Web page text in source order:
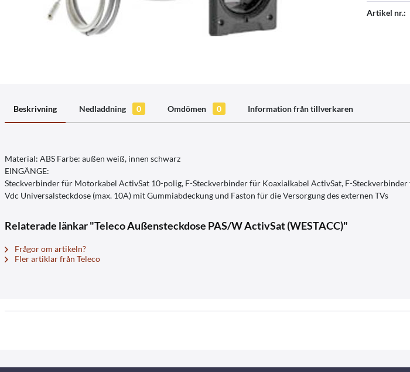
Artikel nr.:
Beskrivning Nedladdning 0 Omdömen 0 Information från tillverkaren
Material: ABS Farbe: außen weiß, innen schwarz
EINGÄNGE:
Steckverbinder für Motorkabel ActivSat 10-polig, F-Steckverbinder für Koaxialkabel ActivSat, F-
Vdc Universalsteckdose (max. 10A) mit Gummiabdeckung und Faston für die Versorgung des externen TVs
Relaterade länkar "Teleco Außensteckdose PAS/W ActivSat (WESTACC)"
Frågor om artikeln?
Fler artiklar från Teleco